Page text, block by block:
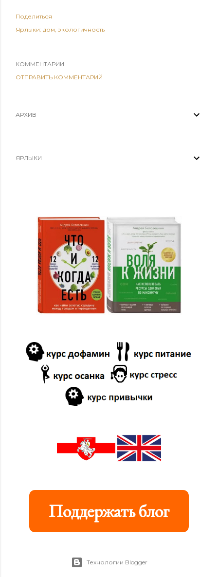
Поделиться
Ярлыки: дом экологичность
КОММЕНТАРИИ
ОТПРАВИТЬ КОММЕНТАРИЙ
АРХИВ
ЯРЛЫКИ
Поддержать блог
Технологии Blogger